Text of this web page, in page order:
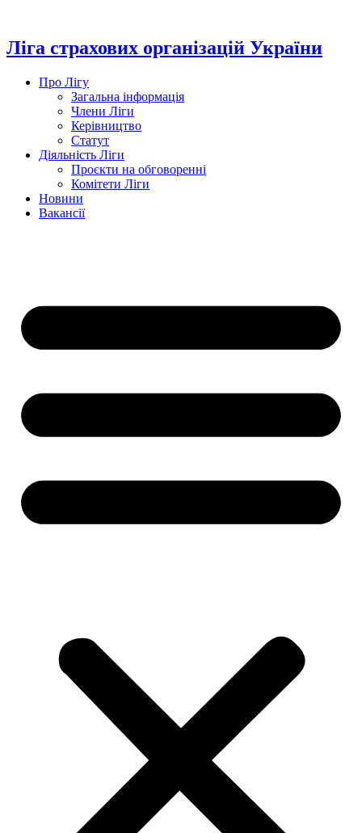
вмісту
Ліга страхових організацій України
Про Лігу
Загальна інформація
Члени Ліги
Керівництво
Статут
Діяльність Ліги
Проєкти на обговоренні
Комітети Ліги
Новини
Вакансії